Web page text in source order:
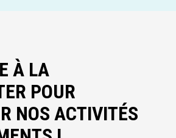
À LA
POUR
NOS ACTIVITÉS